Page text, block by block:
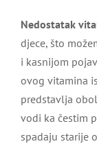
Nedostatak
djece, što
i kasnijom
ovog vitamina
predstavlja
vodi ka čestim
spadaju starije